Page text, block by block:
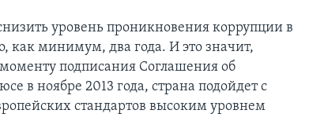
уровень проникновения коррупции в
как минимум, два года. И это значит,
подписания Соглашения об
в ноябре 2013 года, страна подойдет с
стандартов высоким уровнем